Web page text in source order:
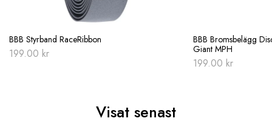
BBB Styrband RaceRibbon
199.00 kr
BBB Bromsbelägg
Giant MPH
199.00 kr
Visat senast